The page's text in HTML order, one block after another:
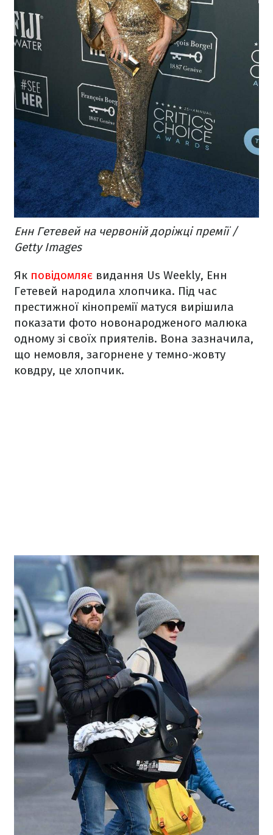
Енн Гетевей на червоній доріжці премії /
Getty Images
Як повідомляє видання Us Weekly, Енн
Гетевей народила хлопчика. Під час
престижної кінопремії матуся вирішила
показати фото новонародженого малюка
одному зі своїх приятелів. Вона зазначила,
що немовля, загорнене у темно-жовту
ковдру, це хлопчик.